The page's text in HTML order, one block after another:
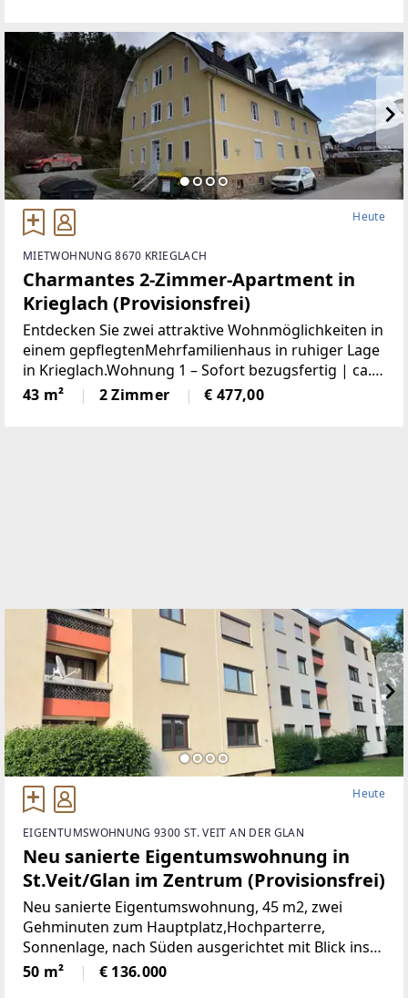
Stellplatz). Wohzimmer und Schlafzimmer sind
Heute
MIETWOHNUNG 8670 KRIEGLACH
Charmantes 2-Zimmer-Apartment in
Krieglach (Provisionsfrei)
Entdecken Sie zwei attraktive Wohnmöglichkeiten in
einem gepflegtenMehrfamilienhaus in ruhiger Lage
in Krieglach.Wohnung 1 – Sofort bezugsfertig | ca.
480 € BruttoFrisch und wie neu: Diese 43 m² große
Wohnung wurde komplett saniert. NeueKüche,
43 m² 2 Zimmer € 477,00
Heute
EIGENTUMSWOHNUNG 9300 ST. VEIT AN DER GLAN
Neu sanierte Eigentumswohnung in
St.Veit/Glan im Zentrum (Provisionsfrei)
Neu sanierte Eigentumswohnung, 45 m2, zwei
Gehminuten zum Hauptplatz,Hochparterre,
Sonnenlage, nach Süden ausgerichtet mit Blick ins
Grüne, mangelangt über nur 4 Stufen in die
Wohnung, Kindergarten, Volksschule,Mittelschule,
50 m² € 136.000